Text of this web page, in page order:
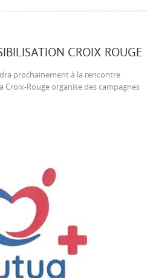
CROIX ROUGE
prochainement à la rencontre
Croix-Rouge organise des campagnes